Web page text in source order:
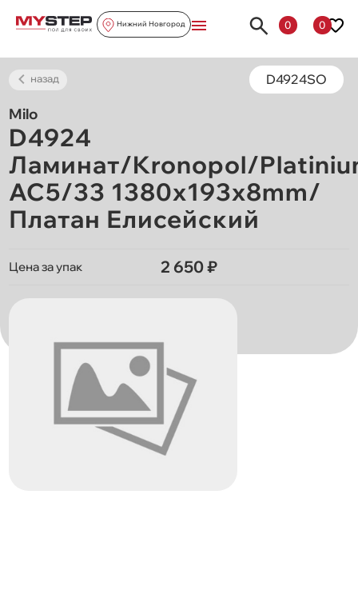
Нижний Новгород 0 0
назад D4924SO
Milo
D4924
Ламинат/Kronopol/
AC5/33 1380х193х8mm/
Платан Елисейский
Цена за упак 2 650 ₽